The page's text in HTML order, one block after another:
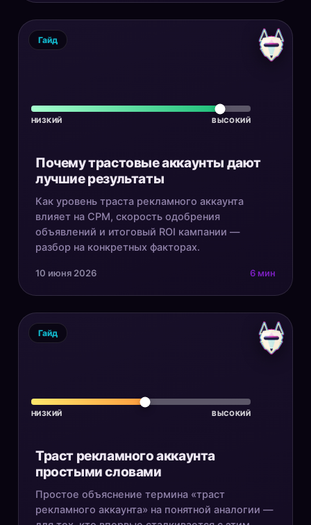
НИЗКИЙ ВЫСОКИЙ
Гайд
Почему трастовые аккаунты дают
лучшие результаты
Как уровень траста рекламного аккаунта
влияет на CPM, скорость одобрения
объявлений и итоговый ROI кампании —
разбор на конкретных факторах.
10 июня 2026 6 мин
НИЗКИЙ ВЫСОКИЙ
Гайд
Траст рекламного аккаунта
простыми словами
Простое объяснение термина «траст
рекламного аккаунта» на понятной аналогии —